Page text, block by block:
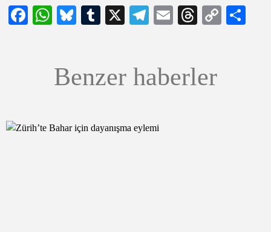
Facebook
WhatsApp
Bluesky
Tumblr
X Telegram
EmailThreads
Copy
Benzer haberler